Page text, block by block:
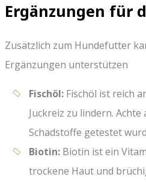
Ergänzungen für
Zusätzlich zum Hundefutter
Ergänzungen unterstützen
Fischöl: Fischöl ist reich
Juckreiz zu lindern.
Schadstoffe getestet
Biotin: Biotin ist ein
trockene Haut und